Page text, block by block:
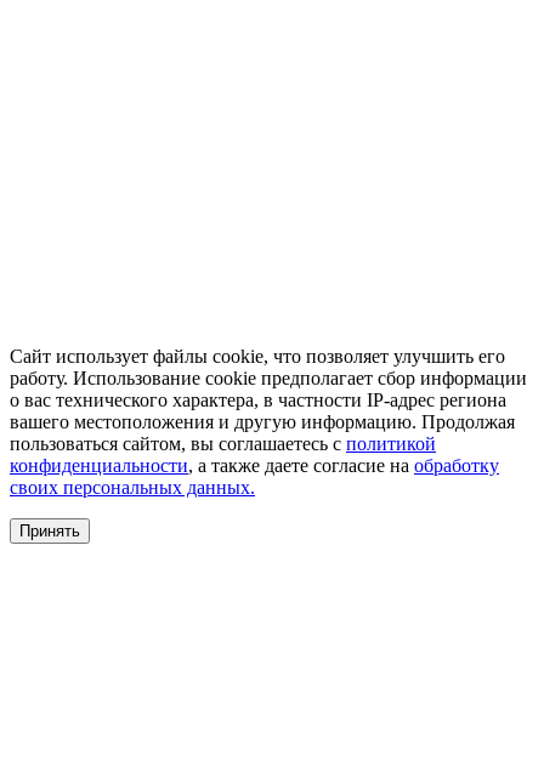
Сайт использует файлы cookie, что позволяет улучшить его
работу. Использование cookie предполагает сбор информации
о вас технического характера, в частности IP-адрес региона
вашего местоположения и другую информацию. Продолжая
пользоваться сайтом, вы соглашаетесь с политикой
конфиденциальности, а также даете согласие на обработку
своих персональных данных.
Принять